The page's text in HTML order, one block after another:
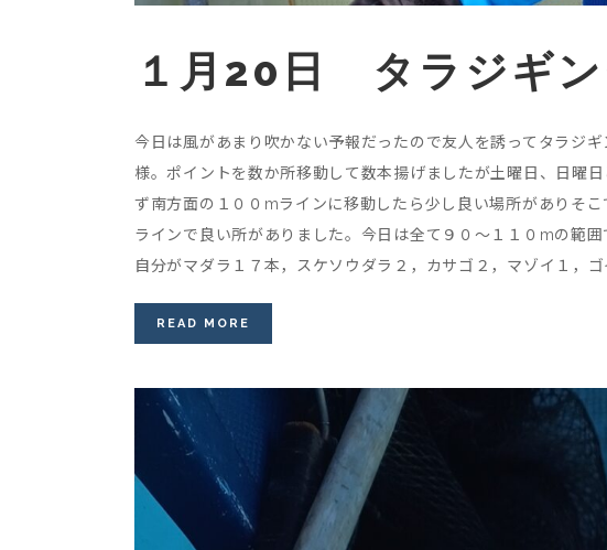
１月20日 タラジギ
今日は風があまり吹かない予報だったので友人を誘ってタラジ
様。ポイントを数か所移動して数本揚げましたが土曜日、日曜
ず南方面の１００mラインに移動したら少し良い場所がありそ
ラインで良い所がありました。今日は全て９０～１１０mの範
自分がマダラ１７本，スケソウダラ２，カサゴ２，マゾイ１，
READ MORE